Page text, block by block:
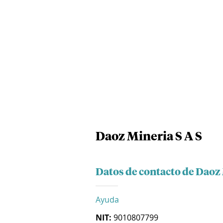
Daoz Mineria S A S
Datos de contacto de Daoz
Ayuda
NIT: 9010807799